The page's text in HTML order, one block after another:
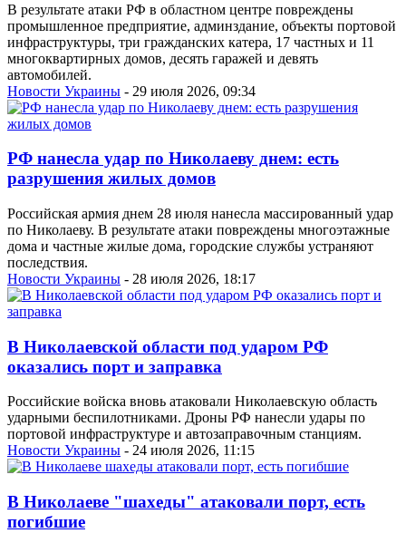
В результате атаки РФ в областном центре повреждены
промышленное предприятие, админздание, объекты портовой
инфраструктуры, три гражданских катера, 17 частных и 11
многоквартирных домов, десять гаражей и девять
автомобилей.
Новости Украины - 29 июля 2026, 09:34
РФ нанесла удар по Николаеву днем: есть
разрушения жилых домов
Российская армия днем 28 июля нанесла массированный удар
по Николаеву. В результате атаки повреждены многоэтажные
дома и частные жилые дома, городские службы устраняют
последствия.
Новости Украины - 28 июля 2026, 18:17
В Николаевской области под ударом РФ
оказались порт и заправка
Российские войска вновь атаковали Николаевскую область
ударными беспилотниками. Дроны РФ нанесли удары по
портовой инфраструктуре и автозаправочным станциям.
Новости Украины - 24 июля 2026, 11:15
В Николаеве "шахеды" атаковали порт, есть
погибшие